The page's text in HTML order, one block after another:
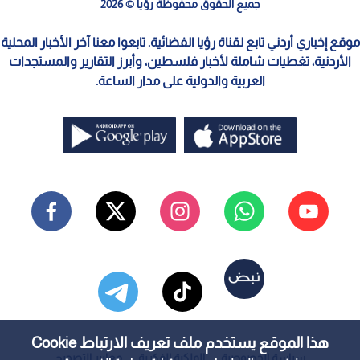
هذا الموقع يستخدم ملف تعريف الارتباط Cookie
جميع الحقوق محفوظة رؤيا © 2026
موقع إخباري أردني تابع لقناة رؤيا الفضائية. تابعوا معنا آخر الأخبار المحلية
الأردنية، تغطيات شاملة لأخبار فلسطين، وأبرز التقارير والمستجدات
العربية والدولية على مدار الساعة.
سياسة الخصوصية الملكية الفكرية معايير التصحيح